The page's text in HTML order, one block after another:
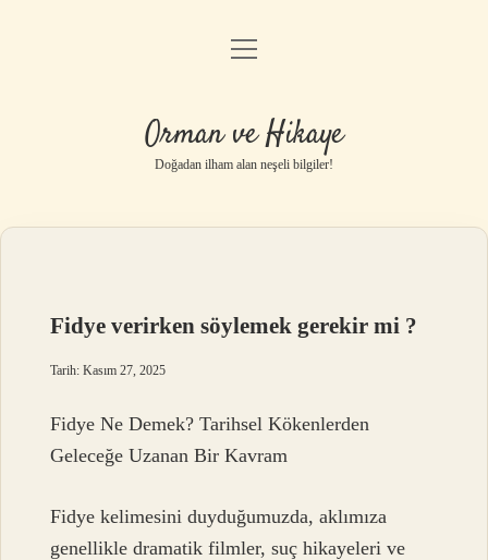
Anasayfa
Yasal Uyarı
menüyü
Orman ve Hikaye
Doğadan ilham alan neşeli bilgiler!
Fidye verirken söylemek gerekir mi ?
Tarih: Kasım 27, 2025
Fidye Ne Demek? Tarihsel Kökenlerden
Geleceğe Uzanan Bir Kavram
Fidye kelimesini duyduğumuzda, aklımıza
genellikle dramatik filmler, suç hikayeleri ve